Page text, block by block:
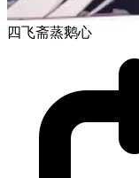
四飞斋蒸鹅心